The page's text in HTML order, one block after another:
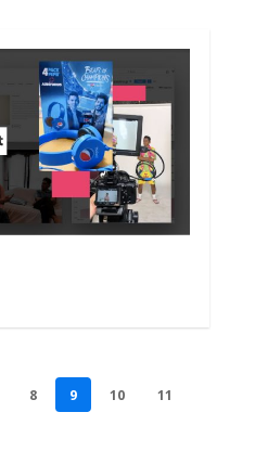
8 9 10
11